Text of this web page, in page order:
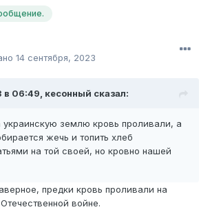
14 сентября, 2023
в 06:49, кесонный сказал:
землю кровь проливали, а
жечь и топить хлеб
на той своей, но кровно нашей
предки кровь проливали на
войне.